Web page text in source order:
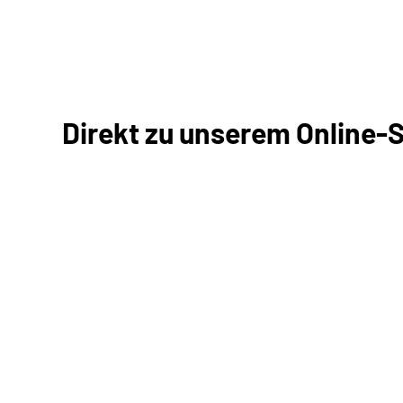
Direkt zu unserem Online-